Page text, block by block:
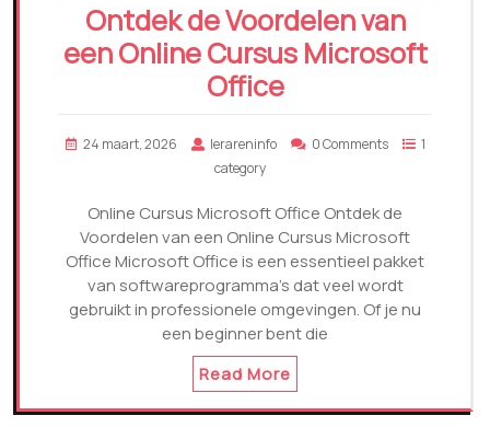
Ontdek de Voordelen van
een Online Cursus Microsoft
Office
24 maart, 2026 lerareninfo 0 Comments
1
category
Online Cursus Microsoft Office Ontdek de
Voordelen van een Online Cursus Microsoft
Office Microsoft Office is een essentieel pakket
van softwareprogramma’s dat veel wordt
gebruikt in professionele omgevingen. Of je nu
een beginner bent die
Read More